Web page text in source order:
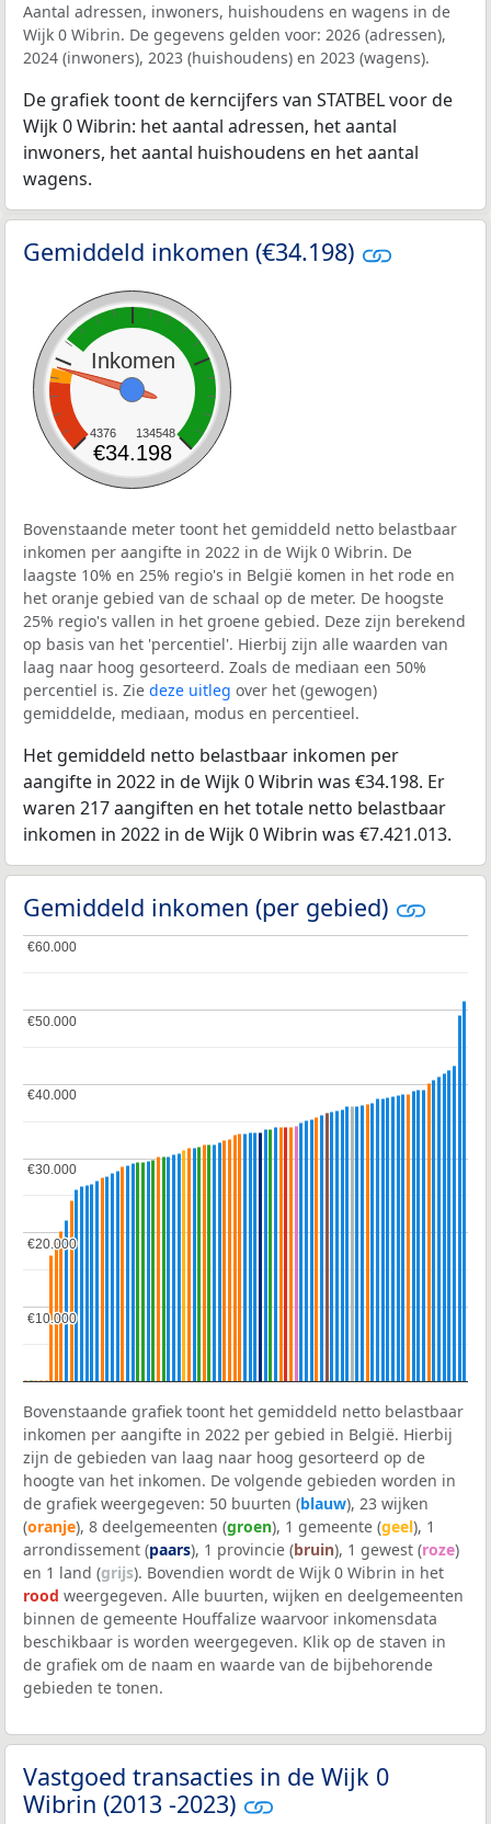
Aantal adressen, inwoners, huishoudens en wagens in de
Wijk 0 Wibrin. De gegevens gelden voor: 2026 (adressen),
2024 (inwoners), 2023 (huishoudens) en 2023 (wagens).
De grafiek toont de kerncijfers van STATBEL voor de
Wijk 0 Wibrin: het aantal adressen, het aantal
inwoners, het aantal huishoudens en het aantal
wagens.
Gemiddeld inkomen (€34.198)
Inkomen
4376 134548
€34.198
Bovenstaande meter toont het gemiddeld netto belastbaar
inkomen per aangifte in 2022 in de Wijk 0 Wibrin. De
laagste 10% en 25% regio's in België komen in het rode en
het oranje gebied van de schaal op de meter. De hoogste
25% regio's vallen in het groene gebied. Deze zijn berekend
op basis van het 'percentiel'. Hierbij zijn alle waarden van
laag naar hoog gesorteerd. Zoals de mediaan een 50%
percentiel is. Zie deze uitleg over het (gewogen)
gemiddelde, mediaan, modus en percentieel.
Het gemiddeld netto belastbaar inkomen per
aangifte in 2022 in de Wijk 0 Wibrin was €34.198. Er
waren 217 aangiften en het totale netto belastbaar
inkomen in 2022 in de Wijk 0 Wibrin was €7.421.013.
Gemiddeld inkomen (per gebied)
€10.000
€10.000
€20.000
€20.000
€30.000
€30.000
€40.000
€40.000
€50.000
€50.000
€60.000
€60.000
Bovenstaande grafiek toont het gemiddeld netto belastbaar
inkomen per aangifte in 2022 per gebied in België. Hierbij
zijn de gebieden van laag naar hoog gesorteerd op de
hoogte van het inkomen. De volgende gebieden worden in
de grafiek weergegeven: 50 buurten (blauw), 23 wijken
(oranje), 8 deelgemeenten (groen), 1 gemeente (geel), 1
arrondissement (paars), 1 provincie (bruin), 1 gewest (roze)
en 1 land (grijs). Bovendien wordt de Wijk 0 Wibrin in het
rood weergegeven. Alle buurten, wijken en deelgemeenten
binnen de gemeente Houffalize waarvoor inkomensdata
beschikbaar is worden weergegeven. Klik op de staven in
de grafiek om de naam en waarde van de bijbehorende
gebieden te tonen.
Vastgoed transacties in de Wijk 0
Wibrin (2013 -2023)